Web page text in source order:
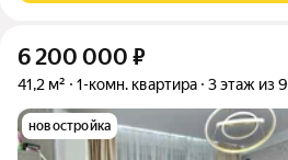
6 200 000 ₽
41,2 м² 1-комн. квартира 3 этаж из 9
новостройка